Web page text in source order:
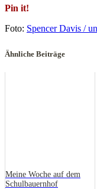
Pin it!
Foto: Spencer Davis /
Ähnliche Beiträge
Meine Woche auf dem
Schulbauernhof